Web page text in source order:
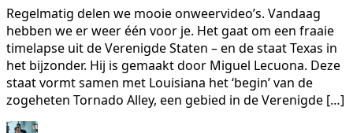
Regelmatig delen we mooie onweervideo’s. Vandaag
hebben we er weer één voor je. Het gaat om een fraaie
timelapse uit de Verenigde Staten – en de staat Texas in
het bijzonder. Hij is gemaakt door Miguel Lecuona. Deze
staat vormt samen met Louisiana het ‘begin’ van de
zogeheten Tornado Alley, een gebied in de Verenigde […]